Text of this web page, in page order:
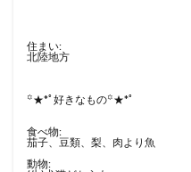
住まい:
北陸地方
꙳★*ﾟ好きなもの꙳★*ﾟ
食べ物:
茄子、豆類、梨、肉より魚
動物: